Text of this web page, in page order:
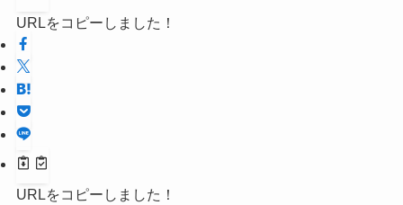
URLをコピーしました！
URLをコピーしました！